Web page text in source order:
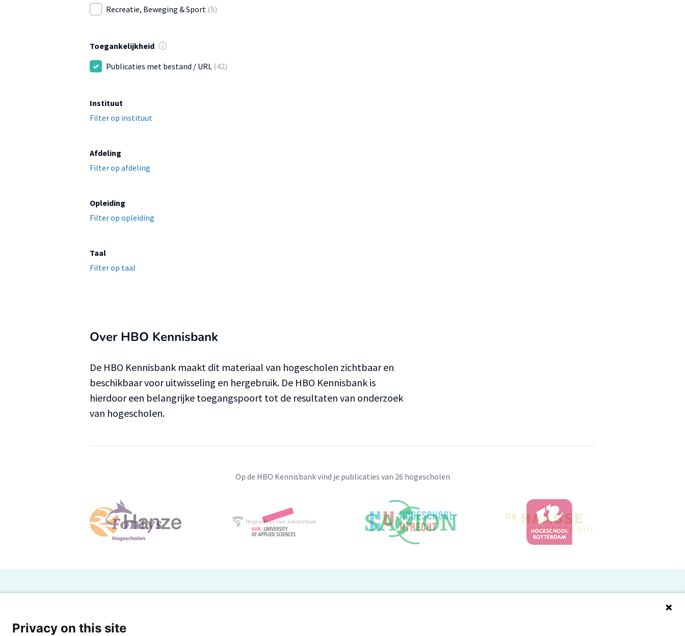
Recreatie, Beweging & Sport (5)
Toegankelijkheid
Publicaties met bestand / URL (42)
Instituut
Filter op instituut
Afdeling
Filter op afdeling
Opleiding
Filter op opleiding
Taal
Filter op taal
Over HBO Kennisbank
De HBO Kennisbank maakt dit materiaal van hogescholen zichtbaar en
beschikbaar voor uitwisseling en hergebruik. De HBO Kennisbank is
hierdoor een belangrijke toegangspoort tot de resultaten van onderzoek
van hogescholen.
Op de HBO Kennisbank vind je publicaties van 26 hogescholen
Powered by SURF
Privacy on this site